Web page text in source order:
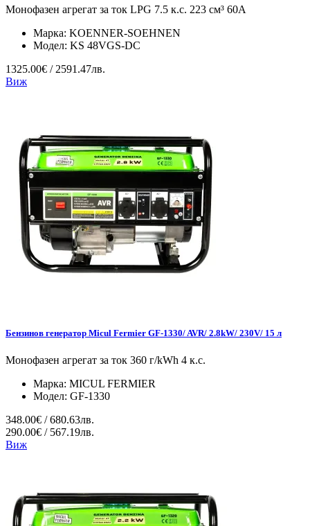
Монофазен агрегат за ток LPG 7.5 к.с. 223 см³ 60А
Марка: KOENNER-SOEHNEN
Модел: KS 48VGS-DC
1325.00€ / 2591.47лв.
Виж
Бензинов генератор Micul Fermier GF-1330/ AVR/ 2.8kW/ 230V/ 15 л
Монофазен агрегат за ток 360 г/kWh 4 к.с.
Марка: MICUL FERMIER
Модел: GF-1330
348.00€ / 680.63лв.
290.00€ / 567.19лв.
Виж